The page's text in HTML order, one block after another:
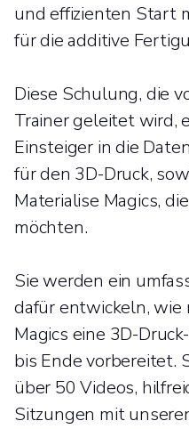
und effizienten Start
für die additive
Diese Schulung, die
Trainer geleitet wird,
Einsteiger in die
für den 3D-Druck,
Materialise Magics,
möchten.
Sie werden ein
dafür entwickeln, wie
Magics eine 3D-
bis Ende vorbereitet.
über 50 Videos,
Sitzungen mit